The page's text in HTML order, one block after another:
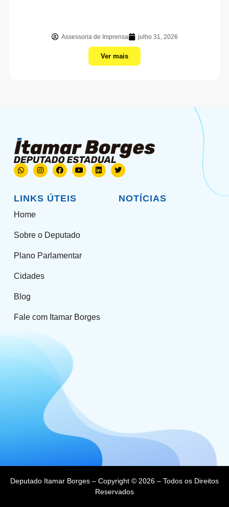
Assessoria de Imprensa julho 31, 2026
Ver mais
LINKS ÚTEIS
Home
Sobre o Deputado
Plano Parlamentar
Cidades
Blog
Fale com Itamar Borges
NOTÍCIAS
Deputado Itamar Borges – Copyright © 2026 – Todos os Direitos
Reservados